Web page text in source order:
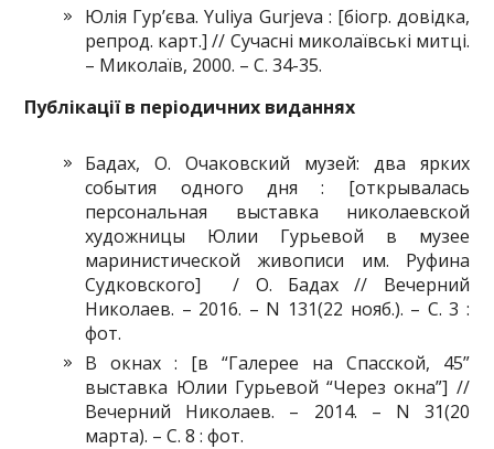
Юлія Гур’єва. Yuliya Gurjeva : [біогр. довідка,
репрод. карт.] // Сучасні миколаївські митці.
– Миколаїв, 2000. – С. 34-35.
Публікації в періодичних виданнях
Бадах, О. Очаковский музей: два ярких
события одного дня : [открывалась
персональная выставка николаевской
художницы Юлии Гурьевой в музее
маринистической живописи им. Руфина
Судковского] / О. Бадах // Вечерний
Николаев. – 2016. – N 131(22 нояб.). – С. 3 :
фот.
В окнах : [в “Галерее на Спасской, 45”
выставка Юлии Гурьевой “Через окна”] //
Вечерний Николаев. – 2014. – N 31(20
марта). ­– С. 8 : фот.